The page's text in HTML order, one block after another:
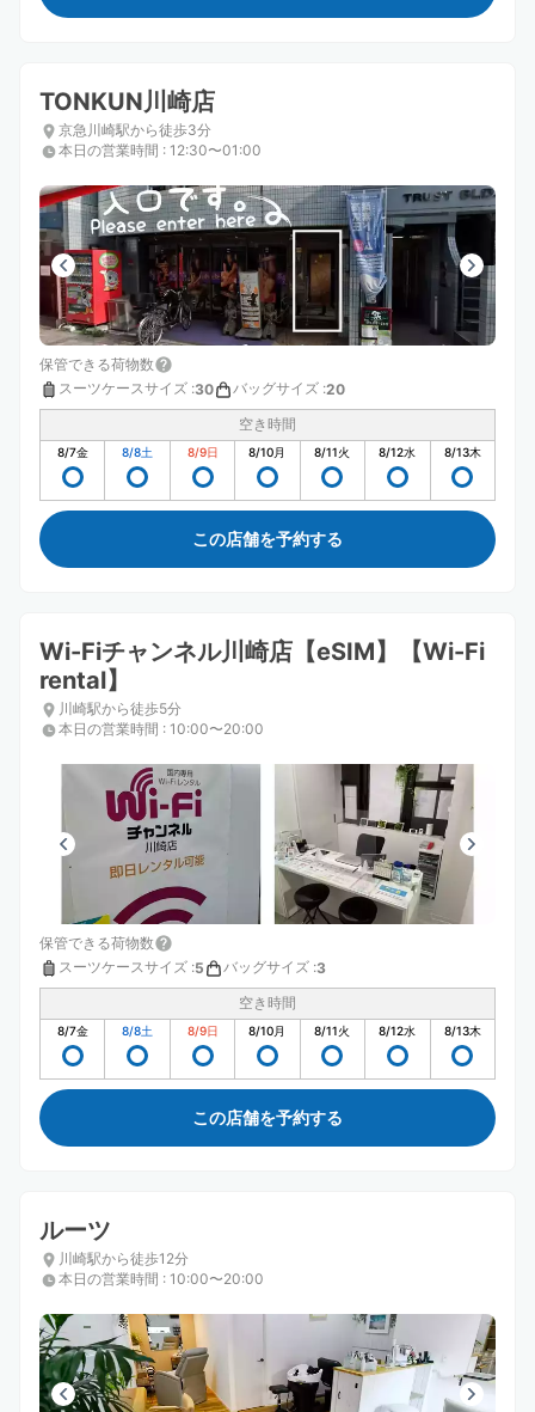
TONKUN川崎店
京急川崎駅から徒歩3分
本日の営業時間 : 12:30〜01:00
保管できる荷物数
スーツケースサイズ :30 バッグサイズ :20
空き時間
8/7金 8/8土 8/9日 8/10月 8/11火 8/12水 8/13木
この店舗を予約する
Wi-Fiチャンネル川崎店【eSIM】【Wi-Fi
rental】
川崎駅から徒歩5分
本日の営業時間 : 10:00〜20:00
保管できる荷物数
スーツケースサイズ :5 バッグサイズ :3
空き時間
8/7金 8/8土 8/9日 8/10月 8/11火 8/12水 8/13木
この店舗を予約する
ルーツ
川崎駅から徒歩12分
本日の営業時間 : 10:00〜20:00